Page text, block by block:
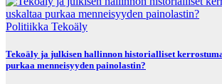
Politiikka Tekoäly
Tekoäly ja julkisen hallinnon historialliset
purkaa menneisyyden painolastin?